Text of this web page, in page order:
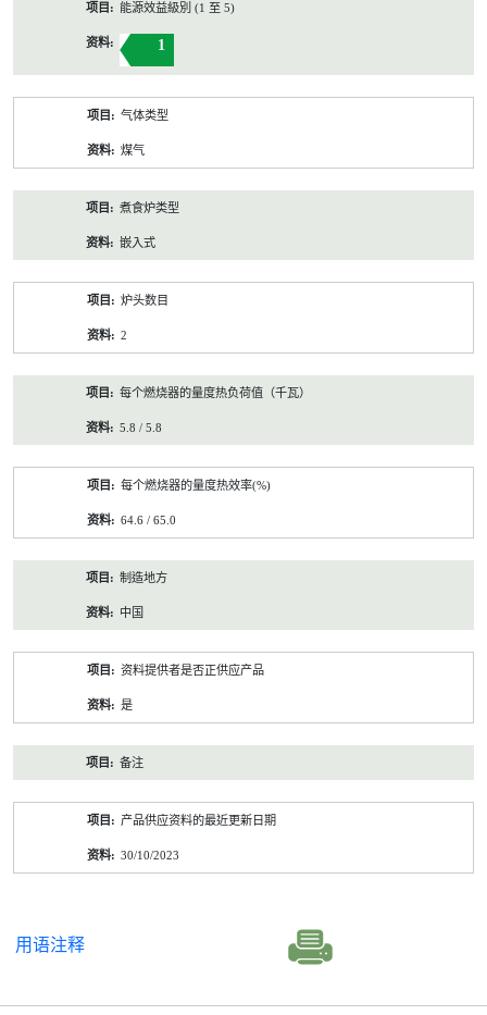
能源效益級別 (1 至 5)
1
气体类型
煤气
煮食炉类型
嵌入式
炉头数目
2
每个燃烧器的量度热负荷值（千瓦）
5.8 / 5.8
每个燃烧器的量度热效率(%)
64.6 / 65.0
制造地方
中国
资料提供者是否正供应产品
是
备注
产品供应资料的最近更新日期
30/10/2023
用语注释